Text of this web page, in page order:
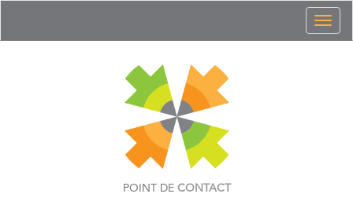
POINT DE CONTACT